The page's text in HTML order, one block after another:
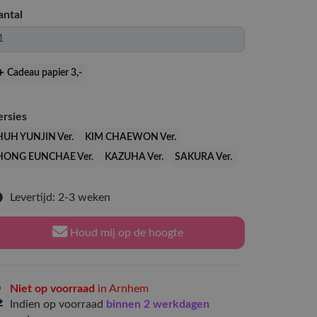
Cadeau papier 3,-
YUNJIN Ver.
KIM CHAEWON Ver.
EUNCHAE Ver.
KAZUHA Ver. SAKURA Ver.
Levertijd: 2-3 weken
Houd mij op de hoogte
Niet op voorraad in Arnhem
Indien op voorraad binnen 2 werkdagen